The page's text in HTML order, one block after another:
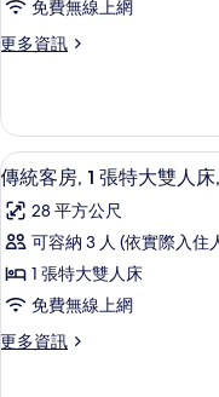
房,
1
特
大
雙
人
床,
無
障
礙
免費無線上網
更多資訊
更
客
房,
1
張
特
大
人
床,
障
顯
示
傳
統
客
房,
1
9
傳統客房, 1 張特大雙人
28 平方公尺
可容納 3 人 (依實際入住
1 張特大雙人床
免費無線上網
更多資訊
更